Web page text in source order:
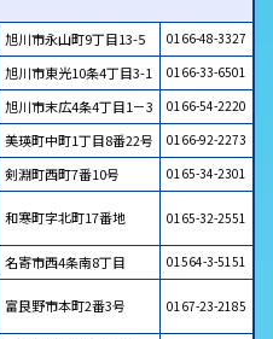
旭川市永山町9丁目13-5 0166-48-3327
旭川市東光10条4丁目3-1 0166-33-6501
旭川市末広4条4丁目1－3 0166-54-2220
美瑛町中町1丁目8番22号 0166-92-2273
剣淵町西町7番10号 0165-34-2301
和寒町字北町17番地 0165-32-2551
名寄市西4条南8丁目 01564-3-5151
富良野市本町2番3号 0167-23-2185